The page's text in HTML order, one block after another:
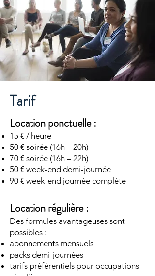
Tarif
Location ponctuelle :
15 € / heure
50 € soirée (16h – 20h)
70 € soirée (16h – 22h)
50 € week-end demi-journée
90 € week-end journée complète
Location régulière :
Des formules avantageuses sont
possibles :
abonnements mensuels
packs demi-journées
tarifs préférentiels pour occupations